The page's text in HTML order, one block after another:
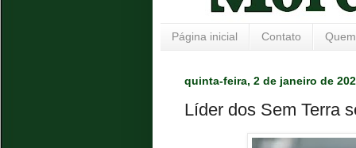
Página inicial Contato
quinta-feira, 2 de janeiro de
Líder dos Sem Terra